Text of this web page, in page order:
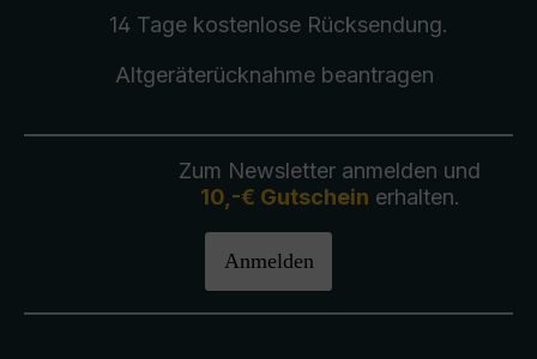
14 Tage kostenlose Rücksendung.
Altgeräterücknahmebeantragen
Zum Newsletter anmelden und
10,-€ Gutschein erhalten.
Anmelden